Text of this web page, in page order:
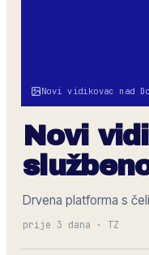
Novi vidikovac nad
Novi
Drvena platforma s
prije 3 dana · TZ